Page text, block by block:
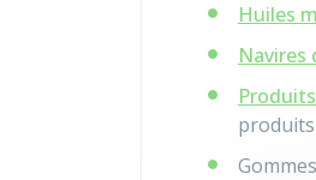
Huiles
Navires